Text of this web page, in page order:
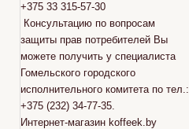
+375 33 315-57-30
Консультацию по вопросам
защиты прав потребителей Вы
можете получить у специалиста
Гомельского городского
исполнительного комитета по тел.:
+375 (232) 34-77-35.
Интернет-магазин koffeek.by